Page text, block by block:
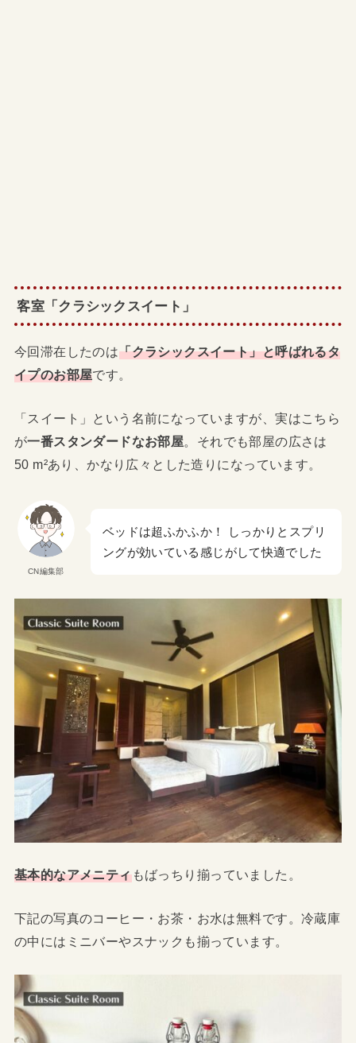
客室「クラシックスイート」
今回滞在したのは「クラシックスイート」と呼ばれるタ
イプのお部屋です。
「スイート」という名前になっていますが、実はこちら
が一番スタンダードなお部屋。それでも部屋の広さは
50 m²あり、かなり広々とした造りになっています。
CN編集部
ベッドは超ふかふか！ しっかりとスプリ
ングが効いている感じがして快適でした
基本的なアメニティもばっちり揃っていました。
下記の写真のコーヒー・お茶・お水は無料です。冷蔵庫
の中にはミニバーやスナックも揃っています。